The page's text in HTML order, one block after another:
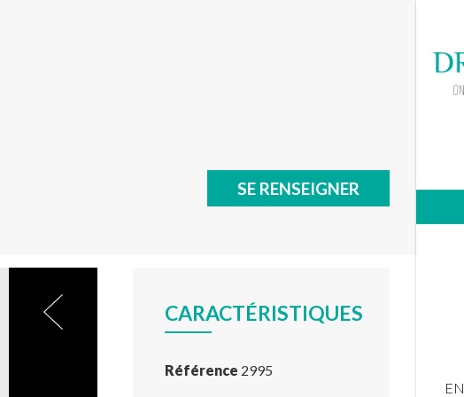
EN
SE RENSEIGNER
CARACTÉRISTIQUES
Référence 2995